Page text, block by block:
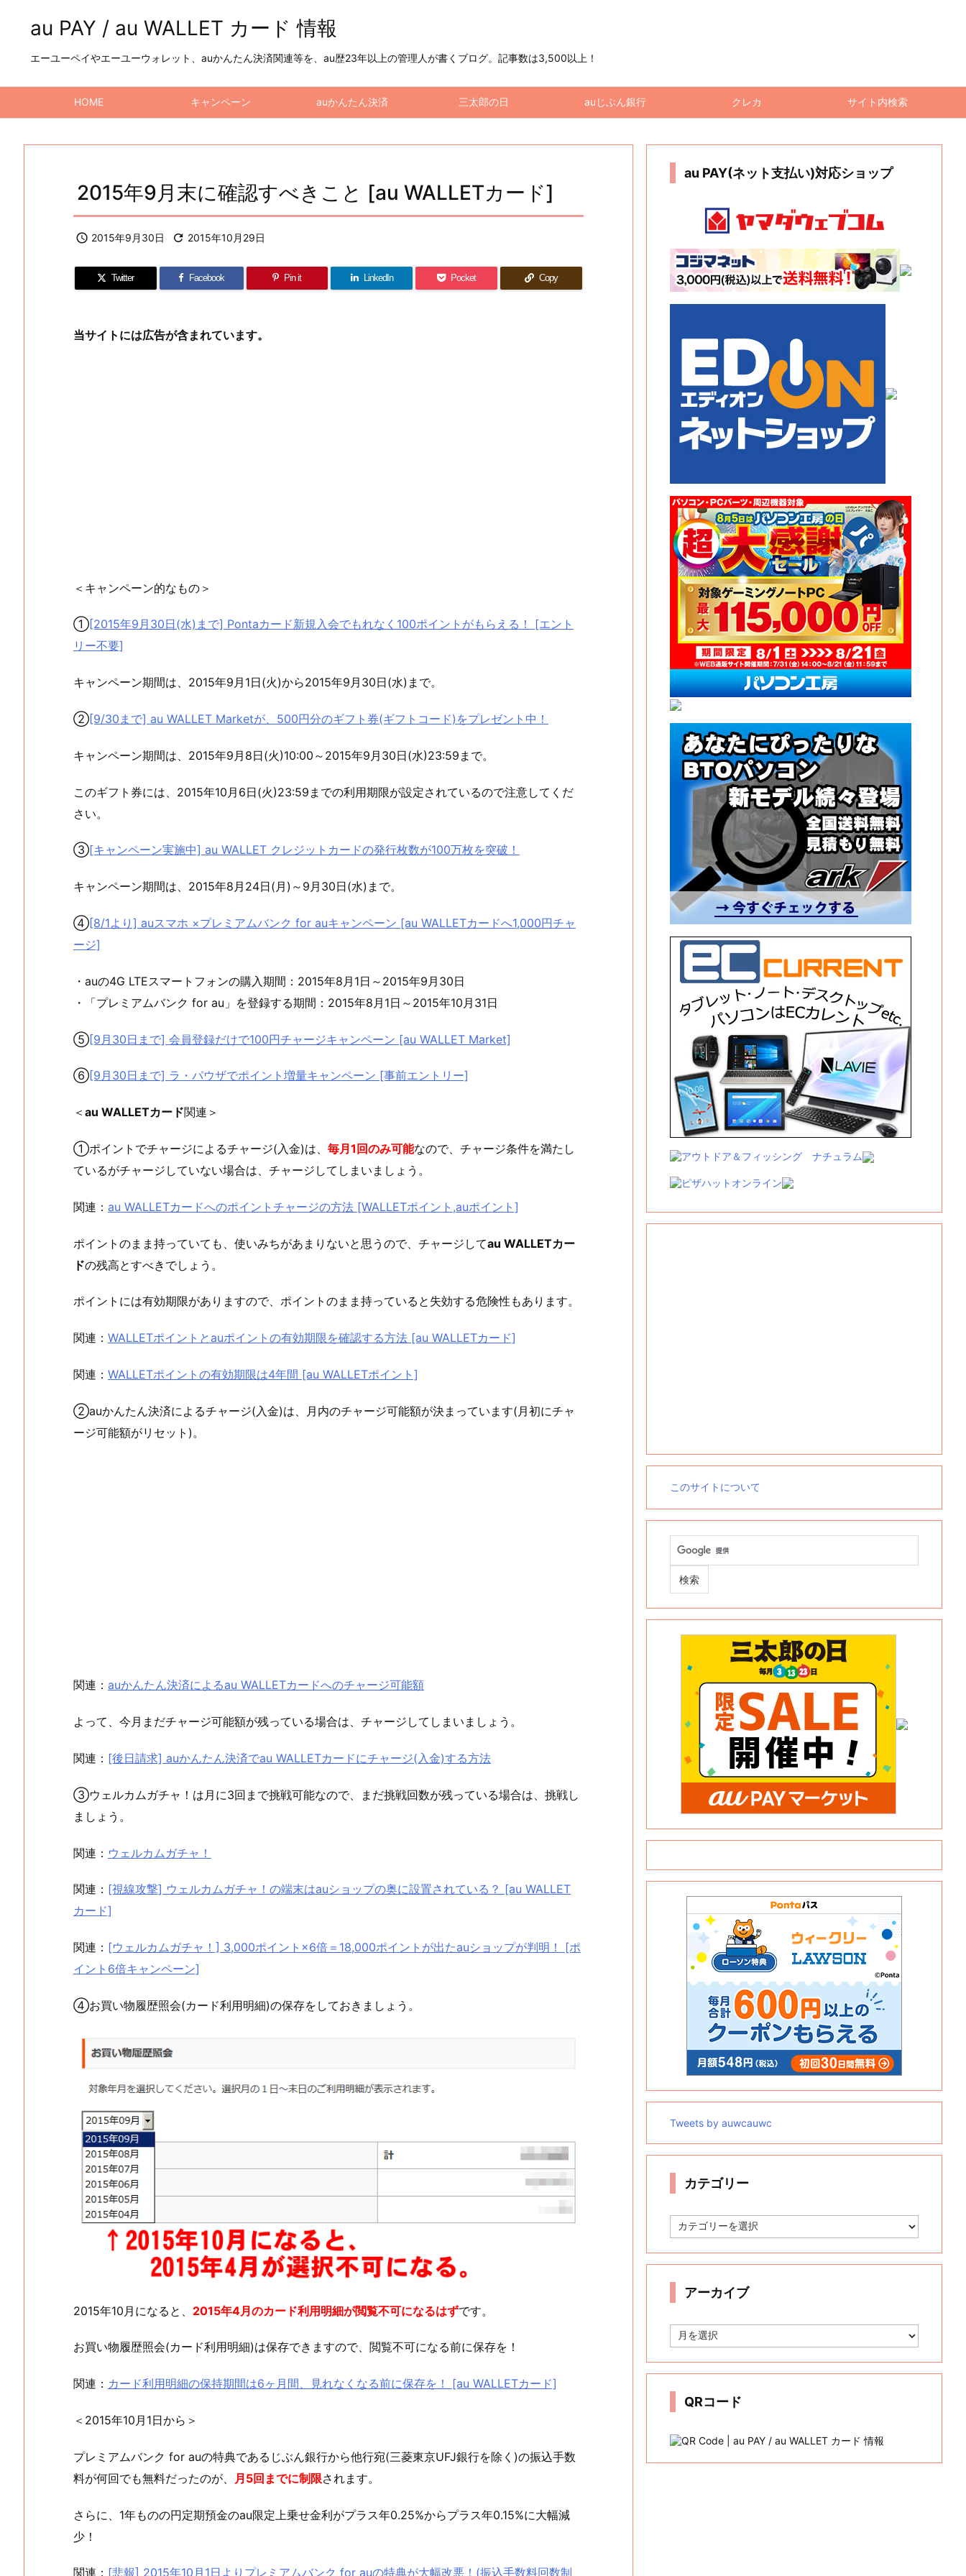
au PAY / au WALLET カード 情報
エーユーペイやエーユーウォレット、auかんたん決済関連等を、au歴23年以上の管理人が書くブログ。記事数は3,500以上！
HOME キャンペーン auかんたん決済 三太郎の日 auじぶん銀行 クレカ サイト内検索
2015年9月末に確認すべきこと [au WALLETカード]
 2015年9月30日  2015年10月29日
Twitter Facebook Pin it LinkedIn Pocket Copy
当サイトには広告が含まれています。
＜キャンペーン的なもの＞
①[2015年9月30日(水)まで] Pontaカード新規入会でもれなく100ポイントがもらえる！ [エント
リー不要]
キャンペーン期間は、2015年9月1日(火)から2015年9月30日(水)まで。
②[9/30まで] au WALLET Marketが、500円分のギフト券(ギフトコード)をプレゼント中！
キャンペーン期間は、2015年9月8日(火)10:00～2015年9月30日(水)23:59まで。
このギフト券には、2015年10月6日(火)23:59までの利用期限が設定されているので注意してくだ
さい。
③[キャンペーン実施中] au WALLET クレジットカードの発行枚数が100万枚を突破！
キャンペーン期間は、2015年8月24日(月)～9月30日(水)まで。
④[8/1より] auスマホ ×プレミアムバンク for auキャンペーン [au WALLETカードへ1,000円チャ
ージ]
・auの4G LTEスマートフォンの購入期間：2015年8月1日～2015年9月30日
・「プレミアムバンク for au」を登録する期間：2015年8月1日～2015年10月31日
⑤[9月30日まで] 会員登録だけで100円チャージキャンペーン [au WALLET Market]
⑥[9月30日まで] ラ・パウザでポイント増量キャンペーン [事前エントリー]
＜ au WALLETカード関連＞
①ポイントでチャージによるチャージ(入金)は、 毎月1回のみ可能なので、チャージ条件を満たし
ているがチャージしていない場合は、チャージしてしまいましょう。
関連： au WALLETカードへのポイントチャージの方法 [WALLETポイント,auポイント]
ポイントのまま持っていても、使いみちがあまりないと思うので、チャージしてau WALLETカー
ドの残高とすべきでしょう。
ポイントには有効期限がありますので、ポイントのまま持っていると失効する危険性もあります。
関連： WALLETポイントとauポイントの有効期限を確認する方法 [au WALLETカード]
関連： WALLETポイントの有効期限は4年間 [au WALLETポイント]
②auかんたん決済によるチャージ(入金)は、月内のチャージ可能額が決まっています(月初にチャ
ージ可能額がリセット)。
関連： auかんたん決済によるau WALLETカードへのチャージ可能額
よって、今月まだチャージ可能額が残っている場合は、チャージしてしまいましょう。
関連： [後日請求] auかんたん決済でau WALLETカードにチャージ(入金)する方法
③ウェルカムガチャ！は月に3回まで挑戦可能なので、まだ挑戦回数が残っている場合は、挑戦し
ましょう。
関連： ウェルカムガチャ！
関連： [視線攻撃] ウェルカムガチャ！の端末はauショップの奥に設置されている？ [au WALLET
カード]
関連： [ウェルカムガチャ！] 3,000ポイント×6倍＝18,000ポイントが出たauショップが判明！ [ポ
イント6倍キャンペーン]
④お買い物履歴照会(カード利用明細)の保存をしておきましょう。
2015年10月になると、 2015年4月のカード利用明細が閲覧不可になるはずです。
お買い物履歴照会(カード利用明細)は保存できますので、閲覧不可になる前に保存を！
関連： カード利用明細の保持期間は6ヶ月間、見れなくなる前に保存を！ [au WALLETカード]
＜2015年10月1日から＞
プレミアムバンク for auの特典であるじぶん銀行から他行宛(三菱東京UFJ銀行を除く)の振込手数
料が何回でも無料だったのが、
月5回までに制限されます。
さらに、1年ものの円定期預金のau限定上乗せ金利がプラス年0.25%からプラス年0.15%に大幅減
少！
関連： [悲報] 2015年10月1日よりプレミアムバンク for auの特典が大幅改悪！(振込手数料回数制
au PAY(ネット支払い)対応ショップ
このサイトについて
Tweets by auwcauwc
カテゴリー
テ
リ
アーカイブ
ー
イ
QRコード